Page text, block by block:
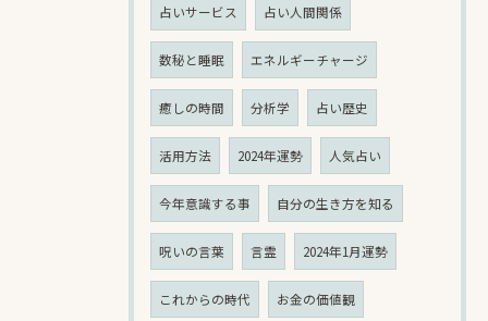
占いサービス 占い人間関係
数秘と睡眠 エネルギーチャージ
癒しの時間 分析学 占い歴史
活用方法 2024年運勢 人気占い
今年意識する事 自分の生き方を知る
呪いの言葉 言霊 2024年1月運勢
これからの時代 お金の価値観